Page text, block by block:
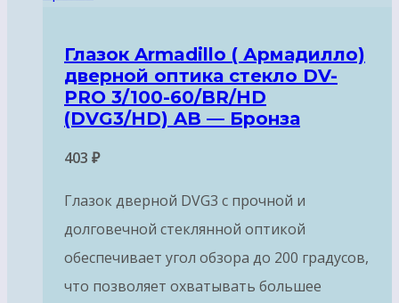
Глазок Armadillo ( Армадилло)
дверной оптика стекло DV-
PRO 3/100-60/BR/HD
(DVG3/HD) AB — Бронза
403 ₽
Глазок дверной DVG3 с прочной и
долговечной стеклянной оптикой
обеспечивает угол обзора до 200 градусов,
что позволяет охватывать большее